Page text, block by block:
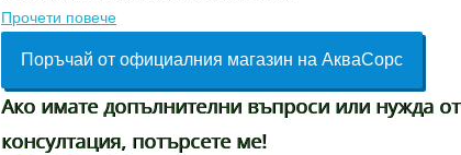
Прочети повече
Поръчай от официалния магазин на АкваСорс
Ако имате допълнителни въпроси или нужда от
консултация, потърсете ме!